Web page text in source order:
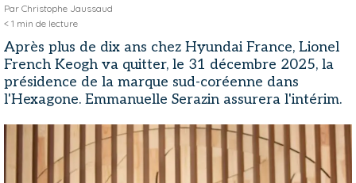
Par Christophe Jaussaud
< 1 min de lecture
Après plus de dix ans chez Hyundai France, Lionel
French Keogh va quitter, le 31 décembre 2025, la
présidence de la marque sud-coréenne dans
l'Hexagone. Emmanuelle Serazin assurera l'intérim.